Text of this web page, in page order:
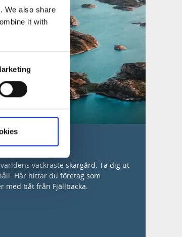
We also share
it with
med båt
vackraste skärgård. Ta dig ut
Här hittar du företag som
med båt från Fjällbacka.